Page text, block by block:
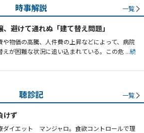
時事解説 一覧
避けて通れぬ「建て替え問題」
物価の高騰、人件費の上昇などによって、病院
えが困難な状況に追い込まれている。この危 ...続
聴診記 一覧
けず
ダイエット マンジャロ。食欲コントロールで理